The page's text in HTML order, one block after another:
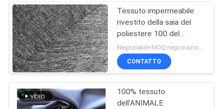
Tessuto impermeabile
rivestito della saia del
poliestere 100 del
tessuto all'aperto
resistente speciale di
dissolvenza
CONTATTO
100% tessuto
dell'ANIMALE